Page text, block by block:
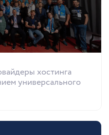
хостинга
универсального